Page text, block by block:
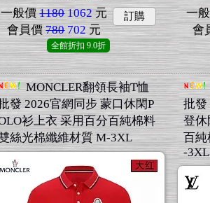
一般價 11801062元
會員價 780702 元
訂購
全館折扣 9.0折
一
會
MONCLER翻領長袖T恤
發 2026官網同步 蒙口休閑P
衫上衣 采用百分百純棉料
絲光棉纖維材質 M-3XL
批發
登休
百純
-3XL